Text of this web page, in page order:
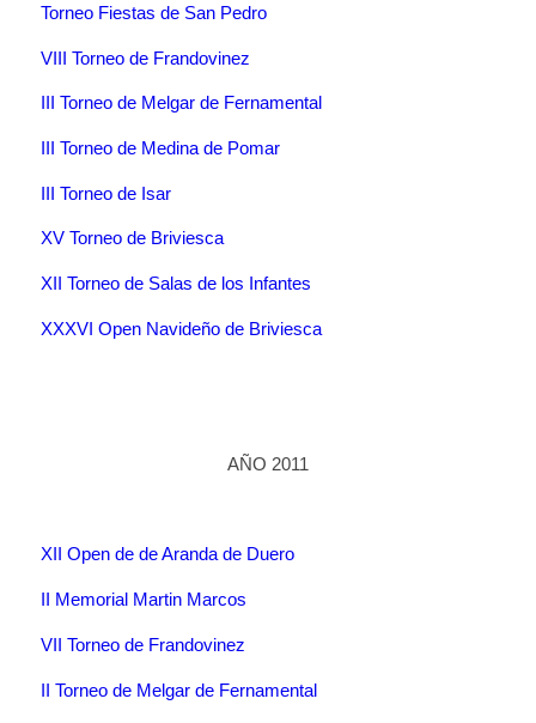
Torneo Fiestas de San Pedro
VIII Torneo de Frandovinez
III Torneo de Melgar de Fernamental
III Torneo de Medina de Pomar
III Torneo de Isar
XV Torneo de Briviesca
XII Torneo de Salas de los Infantes
XXXVI Open Navideño de Briviesca
AÑO 2011
XII Open de de Aranda de Duero
II Memorial Martin Marcos
VII Torneo de Frandovinez
II Torneo de Melgar de Fernamental